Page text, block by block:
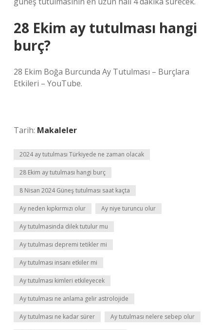
28 Ekim ay tutulması hangi
burç?
28 Ekim Boğa Burcunda Ay Tutulması – Burçlara
Etkileri – YouTube.
Tarih: Makaleler
2024 ay tutulması Türkiyede ne zaman olacak
28 Ekim ay tutulması hangi burç
8 Nisan 2024 Güneş tutulması saat kaçta
Ay neden kıpkırmızı olur Ay niye turuncu olur
Ay tutulmasinda dilek tutulur mu
Ay tutulması depremi tetikler mi
Ay tutulması insanı etkiler mi
Ay tutulması kimleri etkileyecek
Ay tutulması ne anlama gelir astrolojide
Ay tutulması ne kadar sürer Ay tutulması nelere sebep olur